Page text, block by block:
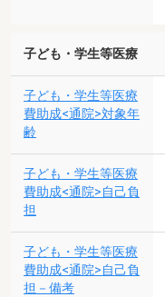
子ども・学生等医療
子ども・学生等医療
費助成<通院>対象年
齢
子ども・学生等医療
費助成<通院>自己負
担
子ども・学生等医療
費助成<通院>自己負
担－備考